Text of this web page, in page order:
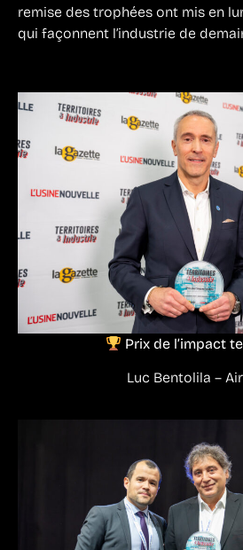
remise des trophées ont mis en
qui façonnent l’industrie de
Prix de l’impact
Luc Bentolila –